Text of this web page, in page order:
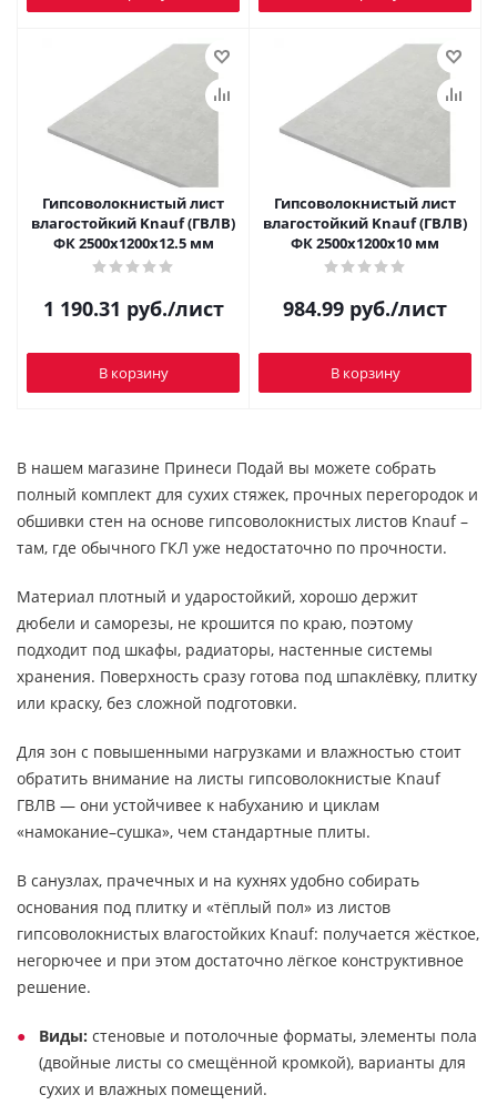
Гипсоволокнистый лист
влагостойкий Knauf (ГВЛВ)
ФК 2500x1200х12.5 мм
1 190.31 руб./лист
В корзину
Гипсоволокнистый лист
влагостойкий Knauf (ГВЛВ)
ФК 2500x1200х10 мм
984.99 руб./лист
В корзину
В нашем магазине Принеси Подай вы можете собрать
полный комплект для сухих стяжек, прочных перегородок и
обшивки стен на основе гипсоволокнистых листов Knauf –
там, где обычного ГКЛ уже недостаточно по прочности.
Материал плотный и ударостойкий, хорошо держит
дюбели и саморезы, не крошится по краю, поэтому
подходит под шкафы, радиаторы, настенные системы
хранения. Поверхность сразу готова под шпаклёвку, плитку
или краску, без сложной подготовки.
Для зон с повышенными нагрузками и влажностью стоит
обратить внимание на листы гипсоволокнистые Knauf
ГВЛВ — они устойчивее к набуханию и циклам
«намокание–сушка», чем стандартные плиты.
В санузлах, прачечных и на кухнях удобно собирать
основания под плитку и «тёплый пол» из листов
гипсоволокнистых влагостойких Knauf: получается жёсткое,
негорючее и при этом достаточно лёгкое конструктивное
решение.
Виды: стеновые и потолочные форматы, элементы пола
(двойные листы со смещённой кромкой), варианты для
сухих и влажных помещений.